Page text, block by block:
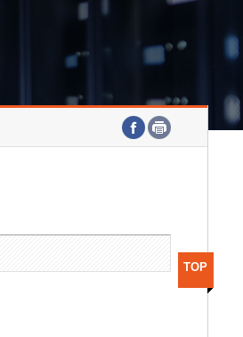
연구원 고객헌장
주요업무연락처
TOP